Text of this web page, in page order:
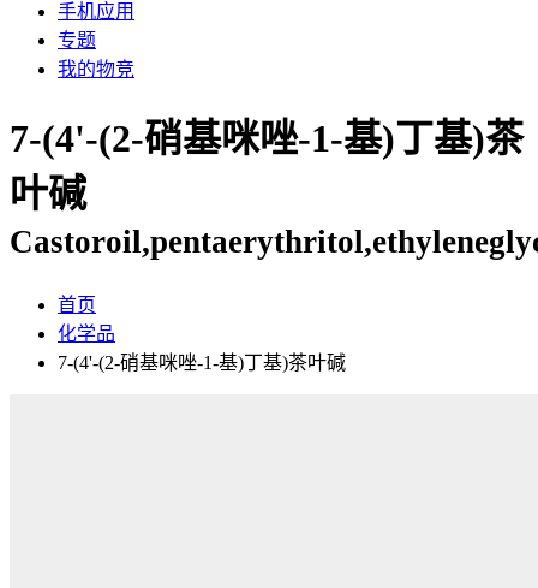
手机应用
专题
我的物竞
7-(4'-(2-硝基咪唑-1-基)丁基)茶
叶碱
首页
化学品
7-(4'-(2-硝基咪唑-1-基)丁基)茶叶碱